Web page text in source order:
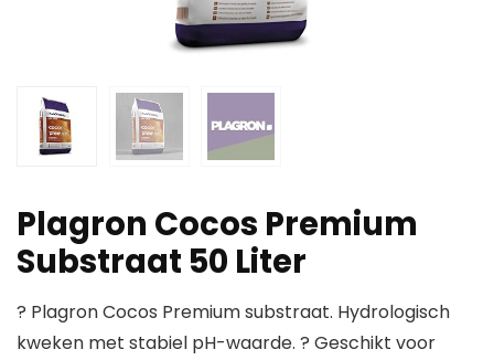
Plagron Cocos Premium
Substraat 50 Liter
? Plagron Cocos Premium substraat. Hydrologisch
kweken met stabiel pH-waarde. ? Geschikt voor